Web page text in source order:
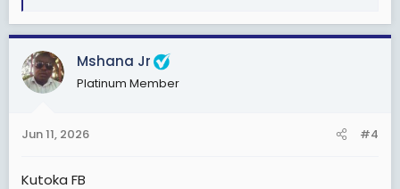
a
c
t
i
o
s
Mshana Jr
Platinum Member
Jun 11, 2026 #4
Kutoka FB